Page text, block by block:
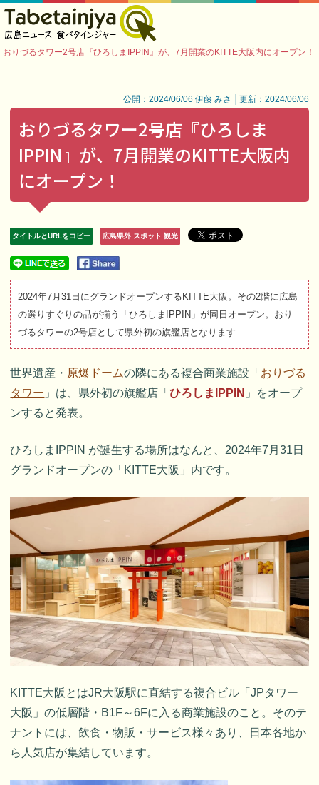
おりづるタワー2号店『ひろしまIPPIN』が、7月開業のKITTE大阪内にオープン！
公開：2024/06/06 伊藤 みさ │更新：2024/06/06
おりづるタワー2号店『ひろしま
IPPIN』が、7月開業のKITTE大阪内
にオープン！
タイトルとURLをコピー 広島県外 スポット 観光
2024年7月31日にグランドオープンするKITTE大阪。その2階に広島
の選りすぐりの品が揃う「ひろしまIPPIN」が同日オープン。おり
づるタワーの2号店として県外初の旗艦店となります
世界遺産・ 原爆ドームの隣にある複合商業施設「 おりづる
タワー 」は、県外初の旗艦店「ひろしまIPPIN 」をオープ
ンすると発表。
ひろしまIPPIN が誕生する場所はなんと、2024年7月31日
グランドオープンの「KITTE大阪」内です。
KITTE大阪とはJR大阪駅に直結する複合ビル「JPタワー
大阪」の低層階・B1F～6Fに入る商業施設のこと。そのテ
ナントには、飲食・物販・サービス様々あり、日本各地か
ら人気店が集結しています。